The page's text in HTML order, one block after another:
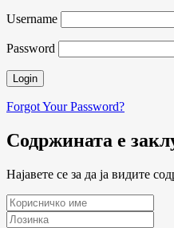
Username
Password
Forgot Your Password?
Содржината е
Најавете се за да ја видите